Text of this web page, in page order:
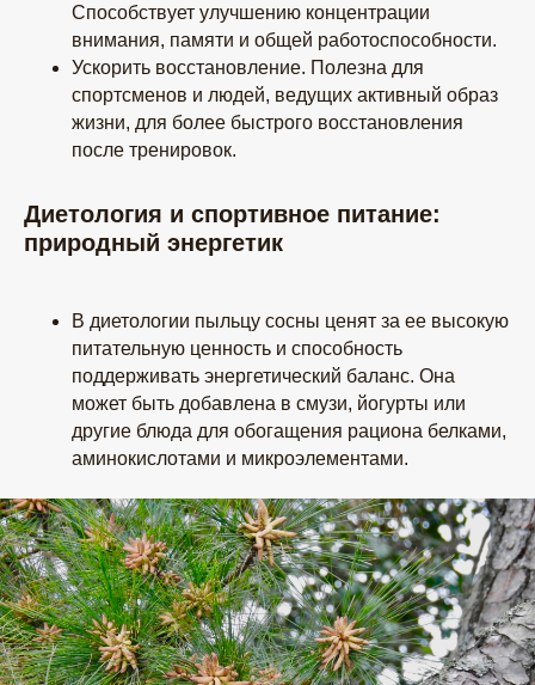
Способствует улучшению концентрации
внимания, памяти и общей работоспособности.
Ускорить восстановление. Полезна для
спортсменов и людей, ведущих активный образ
жизни, для более быстрого восстановления
после тренировок.
Диетология и спортивное питание:
природный энергетик
В диетологии пыльцу сосны ценят за ее высокую
питательную ценность и способность
поддерживать энергетический баланс. Она
может быть добавлена в смузи, йогурты или
другие блюда для обогащения рациона белками,
аминокислотами и микроэлементами.